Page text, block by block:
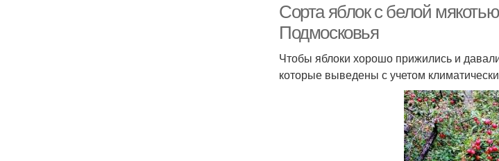
Сорта яблок с белой
Подмосковья
Чтобы яблоки хорошо прижились и
которые выведены с учетом